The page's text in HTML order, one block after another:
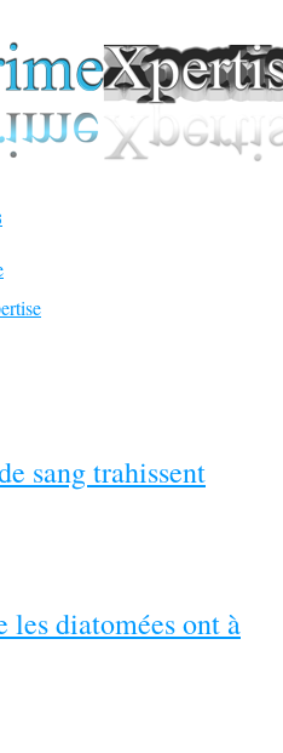
sang trahissent
les diatomées ont à